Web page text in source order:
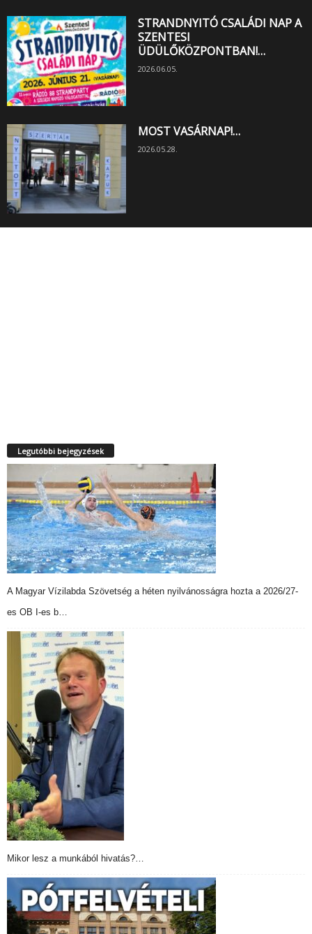
STRANDNYITÓ CSALÁDI NAP A
SZENTESI
ÜDÜLŐKÖZPONTBAN!…
2026.06.05.
MOST VASÁRNAP!…
2026.05.28.
Legutóbbi bejegyzések
A Magyar Vízilabda Szövetség a héten nyilvánosságra hozta a 2026/27-
es OB I-es b…
Mikor lesz a munkából hivatás?…